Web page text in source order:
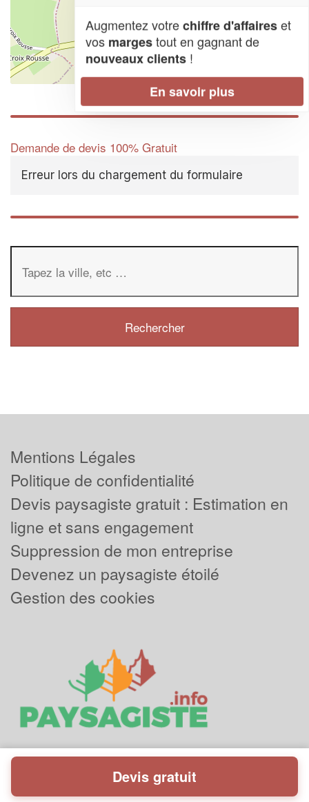
Leaflet| Map data ©OpenStreetMap contributors,CC-BY-SA
Demande de devis 100% Gratuit
Erreur lors du chargement du formulaire
Augmentez votrechiffre d'affaireset
vos margestout en gagnant de
nouveaux clients !
En savoir plus
Mentions Légales
Politique de confidentialité
Devis paysagiste gratuit : Estimation en
ligne et sans engagement
Suppression de mon entreprise
Devenez un paysagiste étoilé
Gestion des cookies
Powered byPlus que pro
Devis gratuit